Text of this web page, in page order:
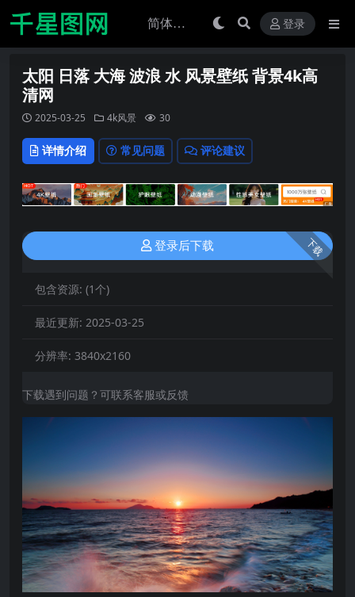
登录
太阳 日落 大海 波浪 水 风景壁纸 背景4k高
清网
2025-03-25 4k风景 30
详情介绍 常见问题 评论建议
下载
登录后下载
包含资源: (1个)
最近更新: 2025-03-25
分辨率: 3840x2160
下载遇到问题？可联系客服或反馈